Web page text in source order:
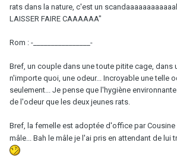
rats dans la nature, c'est un
LAISSER FAIRE CAAAAAA"
Rom : -________________-
Bref, un couple dans une toute pitite cage, dans
n'importe quoi, une odeur... Incroyable une telle
seulement... Je pense que l'hygiène
de l'odeur que les deux jeunes rats.
Bref, la femelle est adoptée d'office par Cousine
mâle... Bah le mâle je l'ai pris en attendant de lui